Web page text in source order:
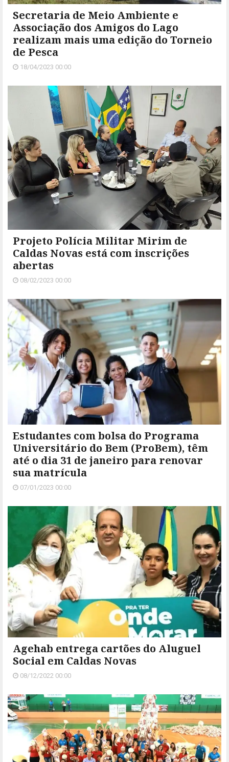
Secretaria de Meio Ambiente e
Associação dos Amigos do Lago
realizam mais uma edição do Torneio
de Pesca
18/04/2023 00:00
Projeto Polícia Militar Mirim de
Caldas Novas está com inscrições
abertas
08/02/2023 00:00
Estudantes com bolsa do Programa
Universitário do Bem (ProBem), têm
até o dia 31 de janeiro para renovar
sua matrícula
07/01/2023 00:00
Agehab entrega cartões do Aluguel
Social em Caldas Novas
08/12/2022 00:00